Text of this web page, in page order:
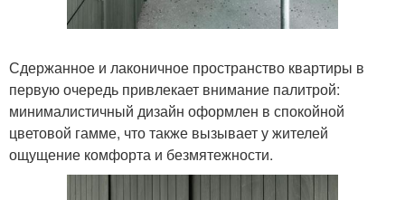
Сдержанное и лаконичное пространство квартиры в
первую очередь привлекает внимание палитрой:
минималистичный дизайн оформлен в спокойной
цветовой гамме, что также вызывает у жителей
ощущение комфорта и безмятежности.